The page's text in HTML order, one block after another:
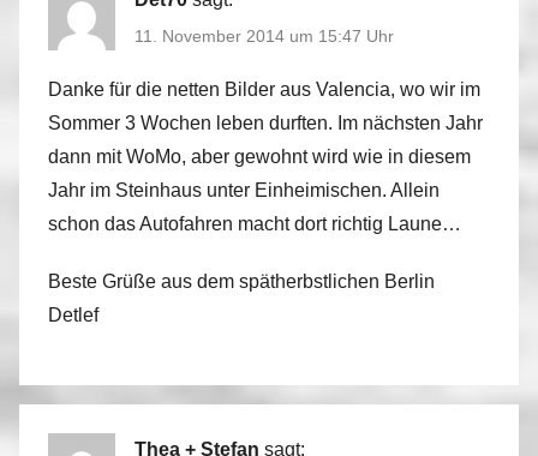
11. November 2014 um 15:47 Uhr
Danke für die netten Bilder aus Valencia, wo wir im
Sommer 3 Wochen leben durften. Im nächsten Jahr
dann mit WoMo, aber gewohnt wird wie in diesem
Jahr im Steinhaus unter Einheimischen. Allein
schon das Autofahren macht dort richtig Laune…
Beste Grüße aus dem spätherbstlichen Berlin
Detlef
Thea + Stefan sagt: